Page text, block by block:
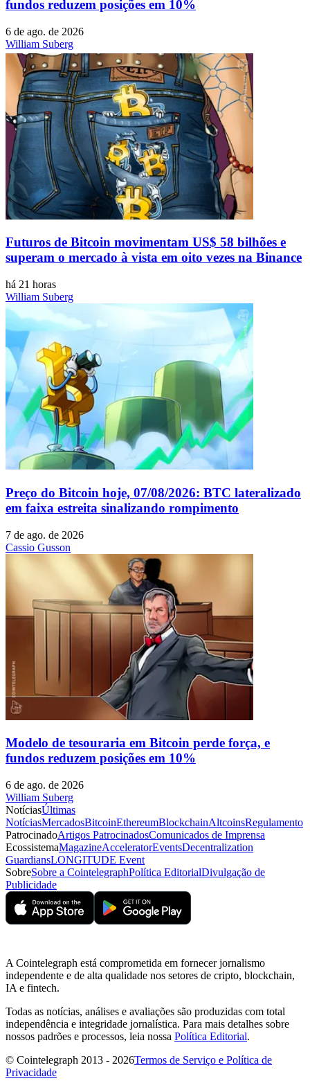
fundos reduzem posições em 10%
6 de ago. de 2026
William Suberg
Futuros de Bitcoin movimentam US$ 58 bilhões e
superam o mercado à vista em oito vezes na Binance
há 21 horas
William Suberg
Preço do Bitcoin hoje, 07/08/2026: BTC lateralizado
em faixa estreita sinalizando rompimento
7 de ago. de 2026
Cassio Gusson
Modelo de tesouraria em Bitcoin perde força, e
fundos reduzem posições em 10%
6 de ago. de 2026
William Suberg
NotíciasÚltimas
NotíciasMercadosBitcoinEthereumBlockchainAltcoinsRegulamento
PatrocinadoArtigos PatrocinadosComunicados de Imprensa
EcossistemaMagazineAcceleratorEventsDecentralization
GuardiansLONGITUDE Event
SobreSobre a CointelegraphPolítica EditorialDivulgação de
Publicidade
A Cointelegraph está comprometida em fornecer jornalismo
independente e de alta qualidade nos setores de cripto, blockchain,
IA e fintech.
Todas as notícias, análises e avaliações são produzidas com total
independência e integridade jornalística. Para mais detalhes sobre
nossos padrões e processos, leia nossa Política Editorial.
© Cointelegraph 2013 - 2026Termos de Serviço e Política de
Privacidade